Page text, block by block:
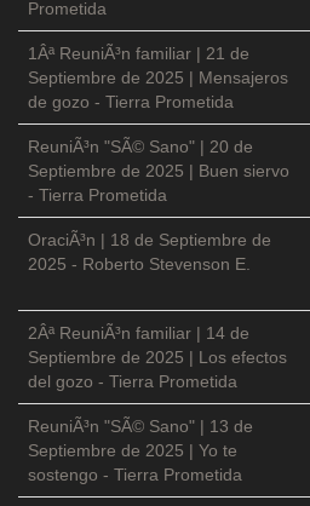
Prometida
1Âª ReuniÃ³n familiar | 21 de
Septiembre de 2025 | Mensajeros
de gozo - Tierra Prometida
ReuniÃ³n "SÃ© Sano" | 20 de
Septiembre de 2025 | Buen siervo
- Tierra Prometida
OraciÃ³n | 18 de Septiembre de
2025 - Roberto Stevenson E.
2Âª ReuniÃ³n familiar | 14 de
Septiembre de 2025 | Los efectos
del gozo - Tierra Prometida
ReuniÃ³n "SÃ© Sano" | 13 de
Septiembre de 2025 | Yo te
sostengo - Tierra Prometida